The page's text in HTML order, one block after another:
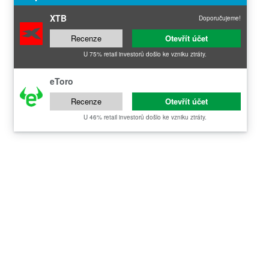
XTB Doporučujeme!
Recenze Otevřít účet
U 75% retail investorů došlo ke vzniku ztráty.
eToro
Recenze Otevřít účet
U 46% retail investorů došlo ke vzniku ztráty.